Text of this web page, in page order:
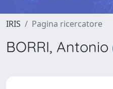
IRIS Pagina ricercatore
BORRI, Antonio